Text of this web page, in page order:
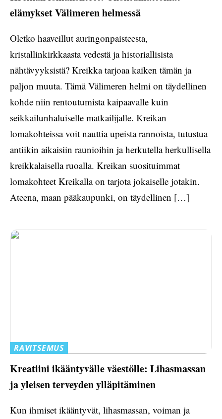
elämykset Välimeren helmessä
Oletko haaveillut auringonpaisteesta,
kristallinkirkkaasta vedestä ja historiallisista
nähtävyyksistä? Kreikka tarjoaa kaiken tämän ja
paljon muuta. Tämä Välimeren helmi on täydellinen
kohde niin rentoutumista kaipaavalle kuin
seikkailunhaluiselle matkailijalle. Kreikan
lomakohteissa voit nauttia upeista rannoista, tutustua
antiikin aikaisiin raunioihin ja herkutella herkullisella
kreikkalaisella ruoalla. Kreikan suosituimmat
lomakohteet Kreikalla on tarjota jokaiselle jotakin.
Ateena, maan pääkaupunki, on täydellinen […]
RAVITSEMUS
Kreatiini ikääntyvälle väestölle: Lihasmassan
ja yleisen terveyden ylläpitäminen
Kun ihmiset ikääntyvät, lihasmassan, voiman ja